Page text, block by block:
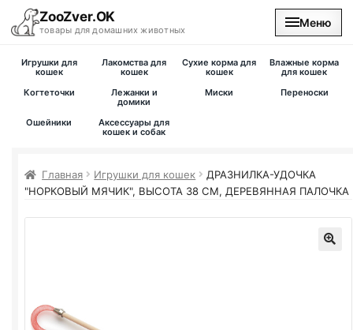
ZooZver.OK
товары для домашних животных
Меню
На главную
Вакансии
Игрушки для
кошек
Лакомства для
кошек
Сухие корма для
кошек
Влажные корма
для кошек
Когтеточки
Лежанки и
домики
Миски Переноски
Ошейники
Аксессуары для
кошек и собак
Главная Игрушки для кошек
ДРАЗНИЛКА-УДОЧКА
"НОРКОВЫЙ МЯЧИК", ВЫСОТА 38 СМ, ДЕРЕВЯННАЯ ПАЛОЧКА